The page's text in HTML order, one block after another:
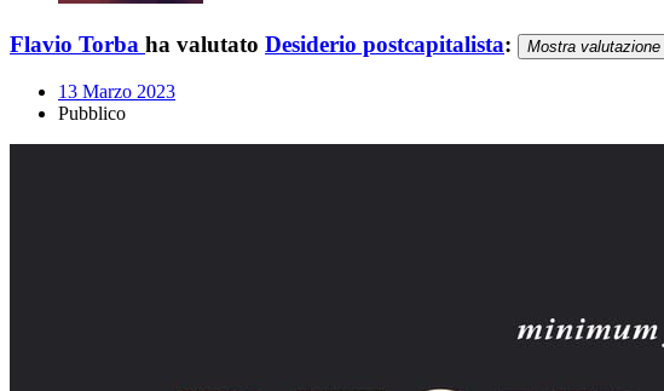
Flavio Torba ha valutato Desiderio postcapitalista: Mostra valutazione
13 Marzo 2023
Pubblico